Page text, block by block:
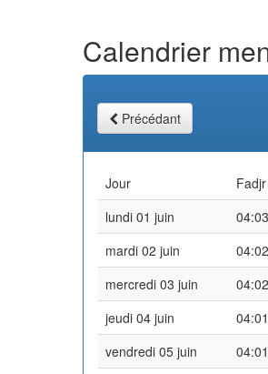
Calendrier
Précédant
Jour Fadjr
lundi 01 juin
04:03
mardi 02 juin
04:02
mercredi 03 juin
04:02
jeudi 04 juin
04:01
vendredi 05 juin
04:01